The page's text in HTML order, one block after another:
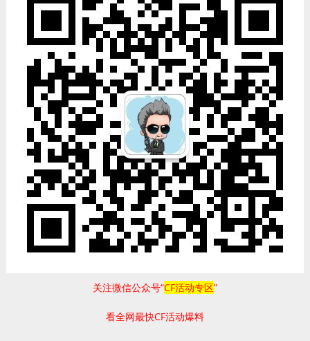
关注微信公众号“CF活动专区”
看全网最快CF活动爆料